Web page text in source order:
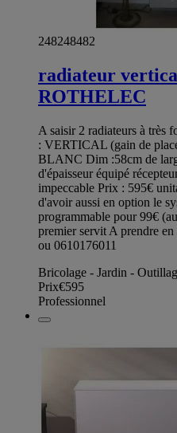
248248482
radiateur
ROTHELEC
A saisir 2 radiateurs à
: VERTICAL (gain de
BLANC Dim :58cm de
d'épaisseur équipé
impeccable Prix : 595€
d'avoir aussi en option le
programmable pour 99€
premier servit A prendre
ou 0610176011
Bricolage - Jardin -
Prix€595
Professionnel